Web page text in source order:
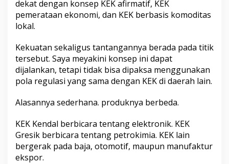
dekat dengan konsep KEK afirmatif, KEK
pemerataan ekonomi, dan KEK berbasis komoditas
lokal.
Kekuatan sekaligus tantangannya berada pada titik
tersebut. Saya meyakini konsep ini dapat
dijalankan, tetapi tidak bisa dipaksa menggunakan
pola regulasi yang sama dengan KEK di daerah lain.
Alasannya sederhana. produknya berbeda.
KEK Kendal berbicara tentang elektronik. KEK
Gresik berbicara tentang petrokimia. KEK lain
bergerak pada baja, otomotif, maupun manufaktur
ekspor.